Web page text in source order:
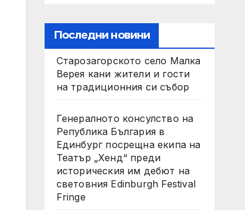
Последни новини
Старозагорското село Малка
Верея кани жители и гости
на традиционния си събор
Генералното консулство на
Република България в
Единбург посрещна екипа на
Театър „Хенд“ преди
историческия им дебют на
световния Edinburgh Festival
Fringe